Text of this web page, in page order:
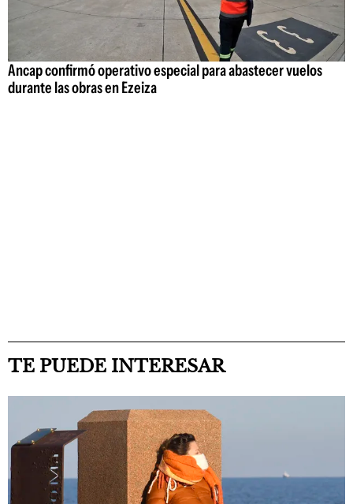
Ancap confirmó operativo especial para abastecer vuelos
durante las obras en Ezeiza
TE PUEDE INTERESAR